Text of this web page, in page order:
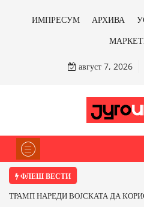
ИМПРЕСУМ АРХИВА
август 7, 2026
ФЛЕШ ВЕСТИ
САД
Почнува реконструкцијата на